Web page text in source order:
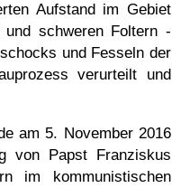
Aufstand im Gebiet
schweren Foltern -
und Fesseln der
verurteilt und
am 5. November 2016
von Papst Franziskus
im kommunistischen